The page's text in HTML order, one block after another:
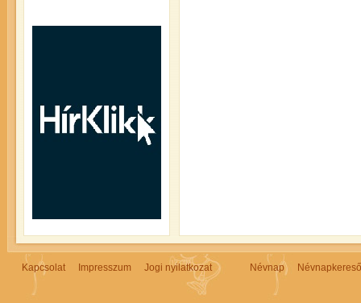
Kapcsolat Impresszum Jogi nyilatkozat Névnap Névnapkereső